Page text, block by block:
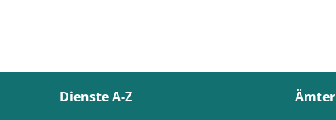
Dienste A-Z Ämter